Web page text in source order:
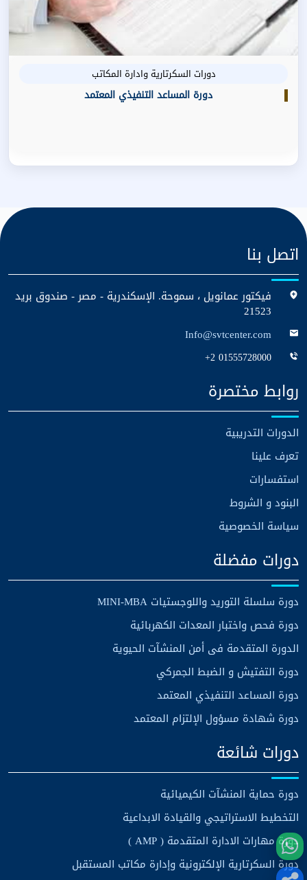
دورات السكرتارية وادارة المكاتب
دورة المساعد التنفيذي المعتمد
اتصل بنا
فيكتور عمانويل ، سموحة. الإسكندرية - مصر - صندوق بريد
21523
Info@svtcenter.com
+2 01555728000
روابط مختصرة
الدورات التدريبية
تعرف علينا
استفسارات
البنود و الشروط
سياسة الخصوصية
دورات مفضلة
دورة سلسلة التوريد واللوجستيات MINI-MBA
دورة فحص واختبار المعدات الكهربائية
الدورة المتقدمة فى أمن المنشآت الحيوية
دورة التفتيش و الضبط الجمركي
دورة المساعد التنفيذي المعتمد
دورة شهادة مسؤول الإلتزام المعتمد
دورات شائعة
دورة حماية المنشآت الكيميائية
التخطيط الاستراتيجي والقيادة الابداعية
دورة مهارات الادارة المتقدمة ( AMP )
دورة السكرتارية الإلكترونية وإدارة مكاتب المستقبل